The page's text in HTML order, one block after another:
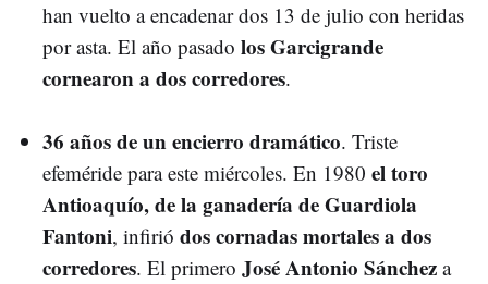
han vuelto a encadenar dos 13 de julio con heridas
por asta. El año pasado los Garcigrande
cornearon a dos corredores.
36 años de un encierro dramático. Triste
efeméride para este miércoles. En 1980 el toro
Antioaquío, de la ganadería de Guardiola
Fantoni, infirió dos cornadas mortales a dos
corredores. El primero José Antonio Sánchez a